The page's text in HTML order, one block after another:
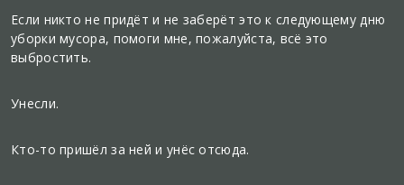
Если никто не придёт и не заберёт это к следующему дню
уборки мусора, помоги мне, пожалуйста, всё это
выбростить.
Унесли.
Кто-то пришёл за ней и унёс отсюда.